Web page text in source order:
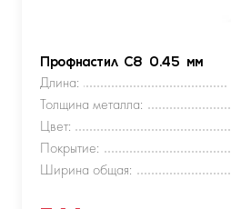
Профнастил С8 0.45 мм
Длина:
Толщина металла:
Цвет:
Покрытие:
Ширина общая: